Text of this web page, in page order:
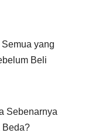
yang
Beli
Sebenarnya
Beda?